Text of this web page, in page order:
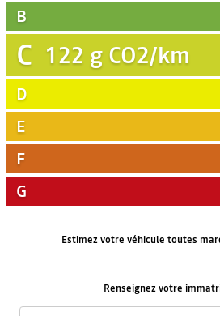
B
C 122 g CO2/km
D
E
F
G
Estimez votre véhicule toutes
Renseignez votre